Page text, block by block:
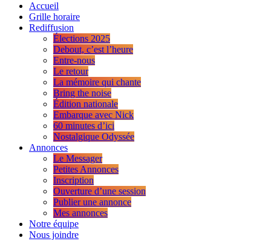
Accueil
Grille horaire
Rediffusion
Élections 2025
Debout, c’est l’heure
Entre-nous
Le retour
La mémoire qui chante
Bring the noise
Édition nationale
Embarque avec Nick
60 minutes d’ici
Nostalgique Odyssée
Annonces
Le Messager
Petites Annonces
Inscription
Ouverture d’une session
Publier une annonce
Mes annonces
Notre équipe
Nous joindre